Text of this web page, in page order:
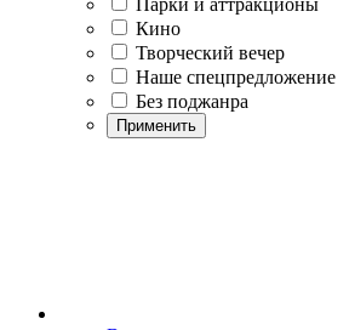
Парки и аттракционы
Кино
Творческий вечер
Наше спецпредложение
Без поджанра
Применить